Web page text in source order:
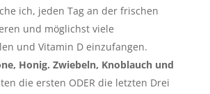
ich, jeden Tag an der frischen
und möglichst viele
und Vitamin D einzufangen.
Honig. Zwiebeln, Knoblauch und
die ersten ODER die letzten Drei